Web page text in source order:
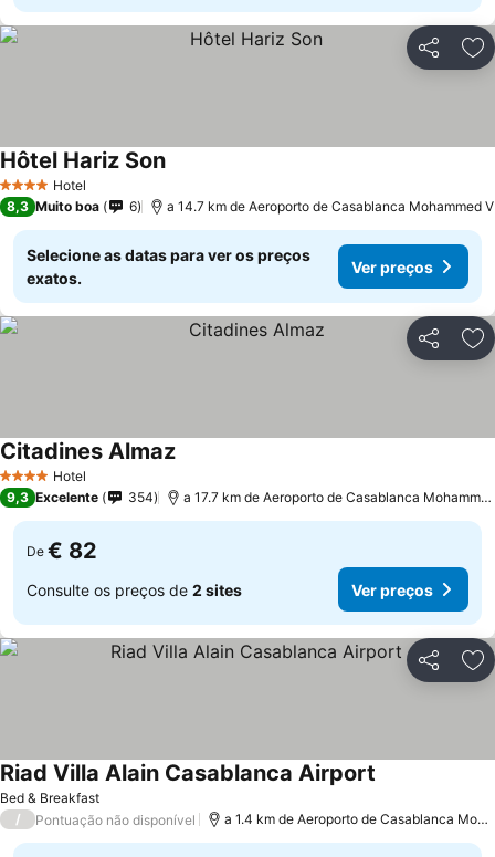
Partilhar
4 EstrelasHotel
Hôtel Hariz SonVer preços
8,3 Muito boa 6 a 14.7 km de Aeroporto de Casablanca Mohammed V
Selecione as datas para ver os preços
exatos.
Ver preços
Partilhar
4 EstrelasHotel
Citadines AlmazVer preços
9,3 Excelente 354 a 17.7 km de Aeroporto de Casablanca
De € 82
Consulte os preços de 2 sites Ver preços
Partilhar
Bed & Breakfast
Riad Villa Alain Casablanca Airport
/ Pontuação não disponível a 1.4 km de Aeroporto de Casablanca